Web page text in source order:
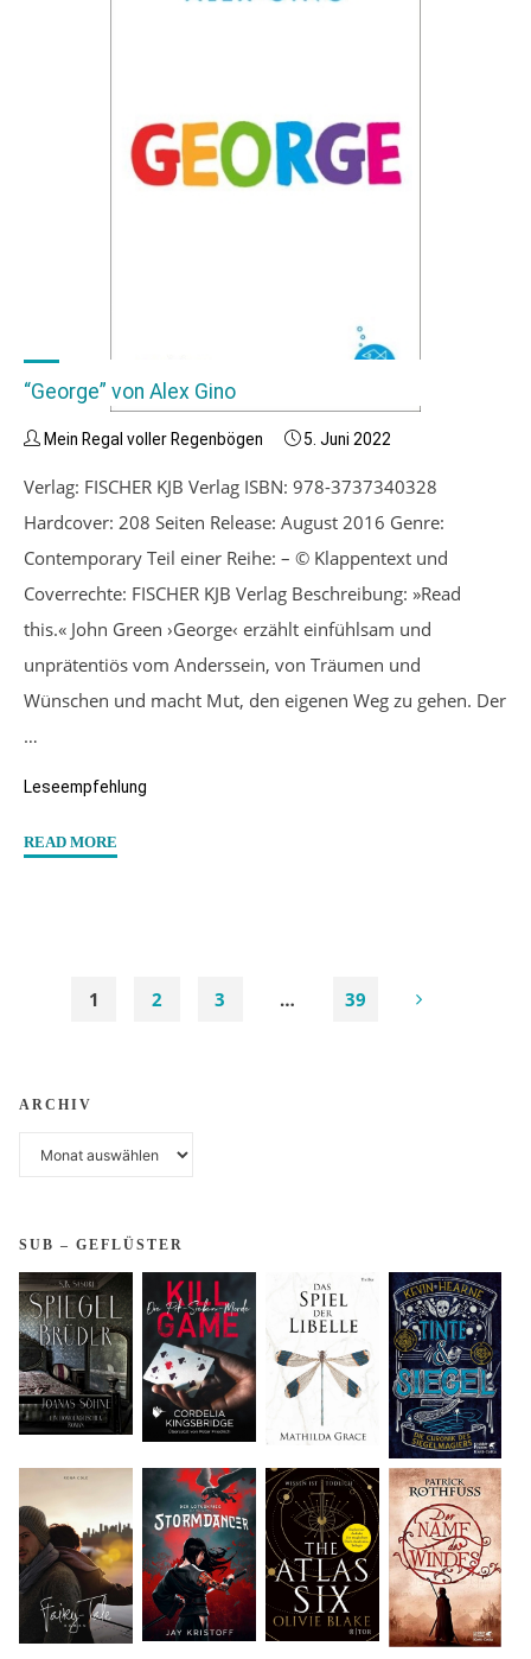
“George” von Alex Gino
Mein Regal voller Regenbögen 5. Juni 2022
Verlag: FISCHER KJB Verlag ISBN: 978-3737340328
Hardcover: 208 Seiten Release: August 2016 Genre:
Contemporary Teil einer Reihe: – © Klappentext und
Coverrechte: FISCHER KJB Verlag Beschreibung: »Read
this.« John Green ›George‹ erzählt einfühlsam und
unprätentiös vom Anderssein, von Träumen und
Wünschen und macht Mut, den eigenen Weg zu gehen. Der
…
Leseempfehlung
READ MORE
1 2 3 … 39
ARCHIV
SUB – GEFLÜSTER